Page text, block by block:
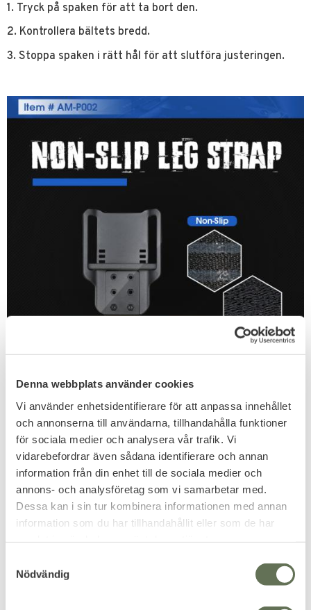
Denna webbplats använder cookies
Vi använder enhetsidentifierare för att anpassa innehållet
och annonserna till användarna, tillhandahålla funktioner
för sociala medier och analysera vår trafik. Vi
vidarebefordrar även sådana identifierare och annan
information från din enhet till de sociala medier och
annons- och analysföretag som vi samarbetar med.
Dessa kan i sin tur kombinera informationen med annan
information som du har tillhandahållit eller som de har
Nödvändig
1. Tryck på spaken för att ta bort den.
2. Kontrollera bältets bredd.
3. Stoppa spaken i rätt hål för att slutföra justeringen.
Elastisk och halkfri lårväv för komfort
Det elastiska och halkfria lårbandet är viktigt för att hålla
redskapen på plats, förhindra att växeln hoppar eller rör
sig för mycket på benet. Omkretsbandet är justerbart,
upp till 30 ″ (75 cm).